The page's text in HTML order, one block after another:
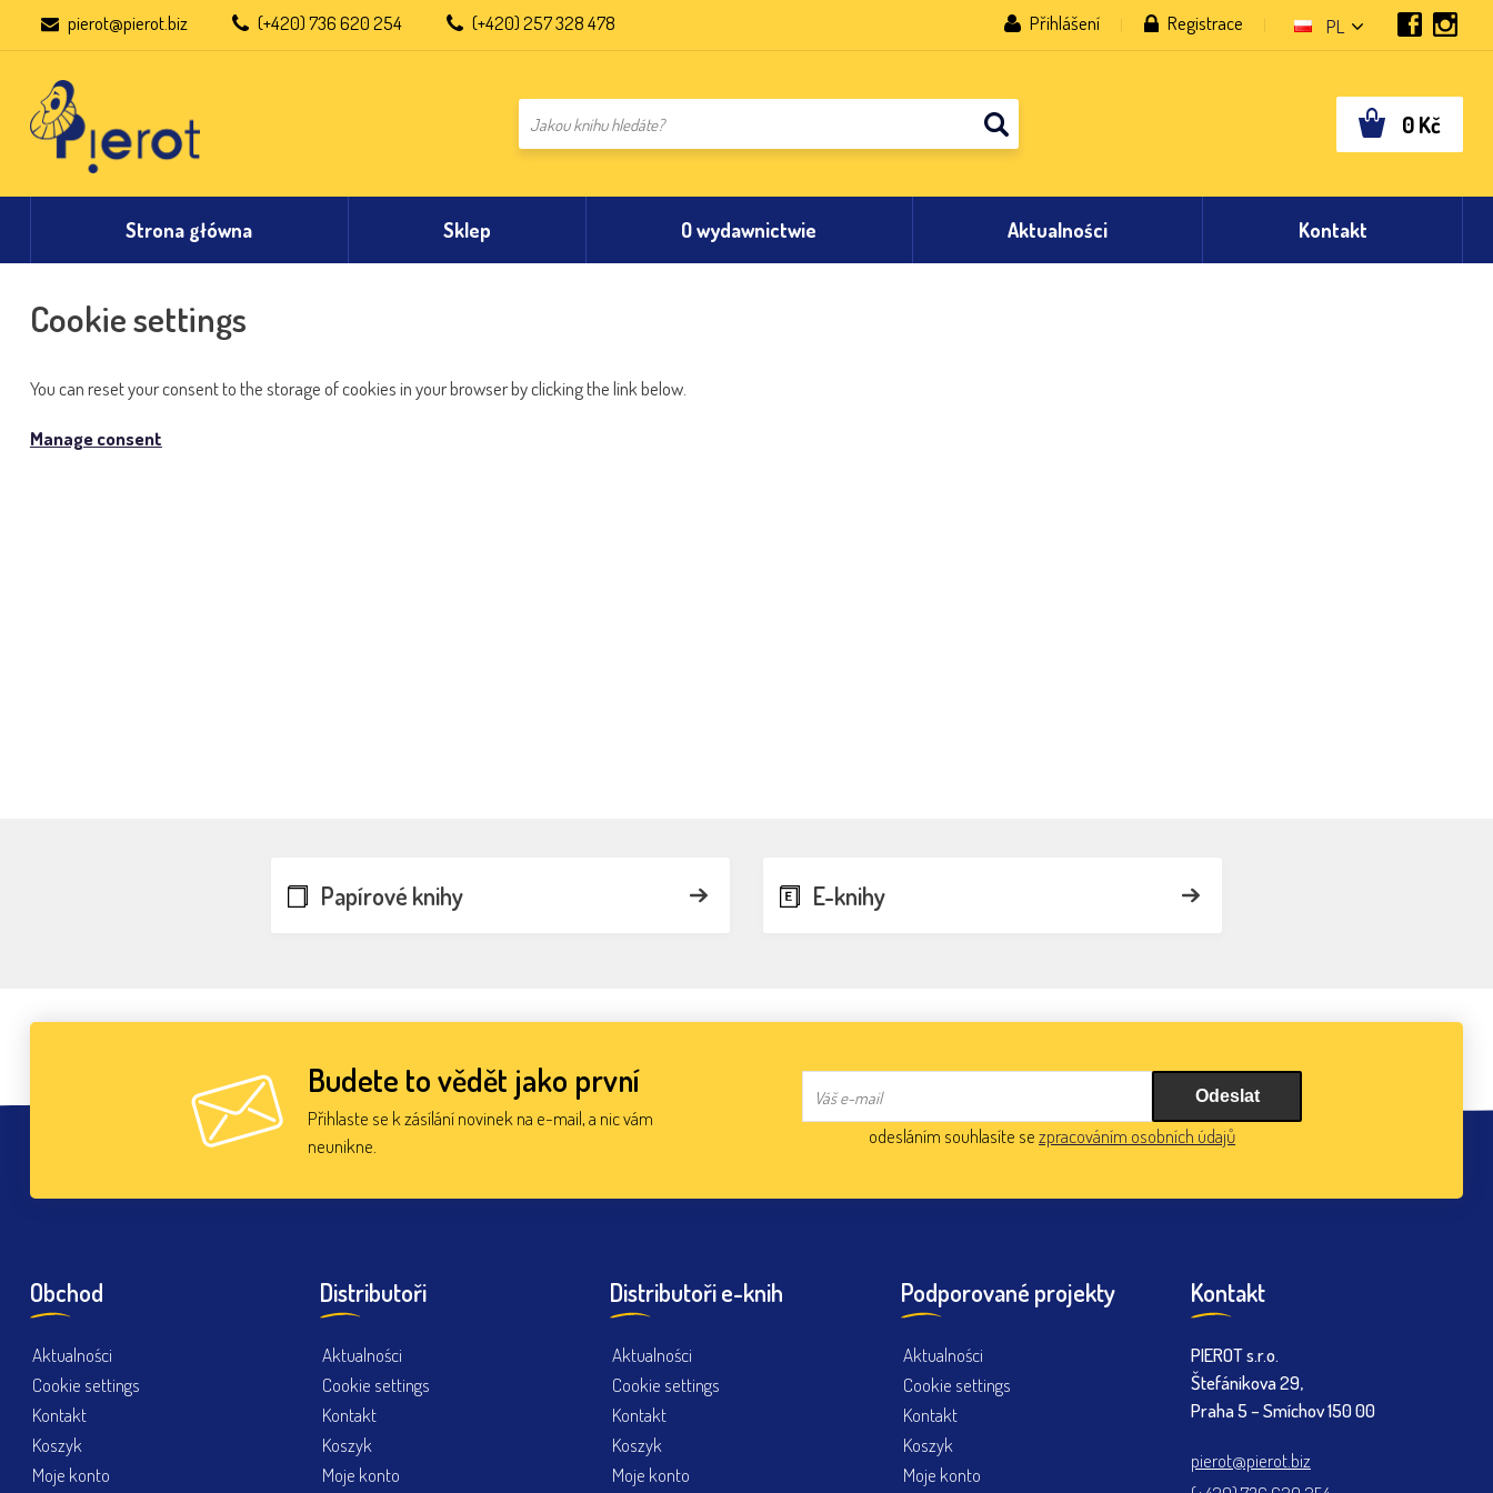
pierot@pierot.biz (+420) 736 620 254 (+420) 257 328 478 Přihlášení Registrace PL
0Kč
Strona główna Sklep O wydawnictwie Aktualności Kontakt
Cookie settings
You can reset your consent to the storage of cookies in your browser by clicking the link below.
Manage consent
Papírové knihy E-knihy
Budete to vědět jako první
Přihlaste se k zásílání novinek na e-mail, a nic vám
neunikne.
odesláním souhlasíte sezpracováním osobních údajů
Obchod
Aktualności
Cookie settings
Kontakt
Koszyk
Moje konto
Distributoři
Aktualności
Cookie settings
Kontakt
Koszyk
Moje konto
Distributoři e-knih
Aktualności
Cookie settings
Kontakt
Koszyk
Moje konto
Podporované projekty
Aktualności
Cookie settings
Kontakt
Koszyk
Moje konto
Kontakt
PIEROT s.r.o.
Štefánikova 29,
Praha 5 – Smíchov 150 00
pierot@pierot.biz